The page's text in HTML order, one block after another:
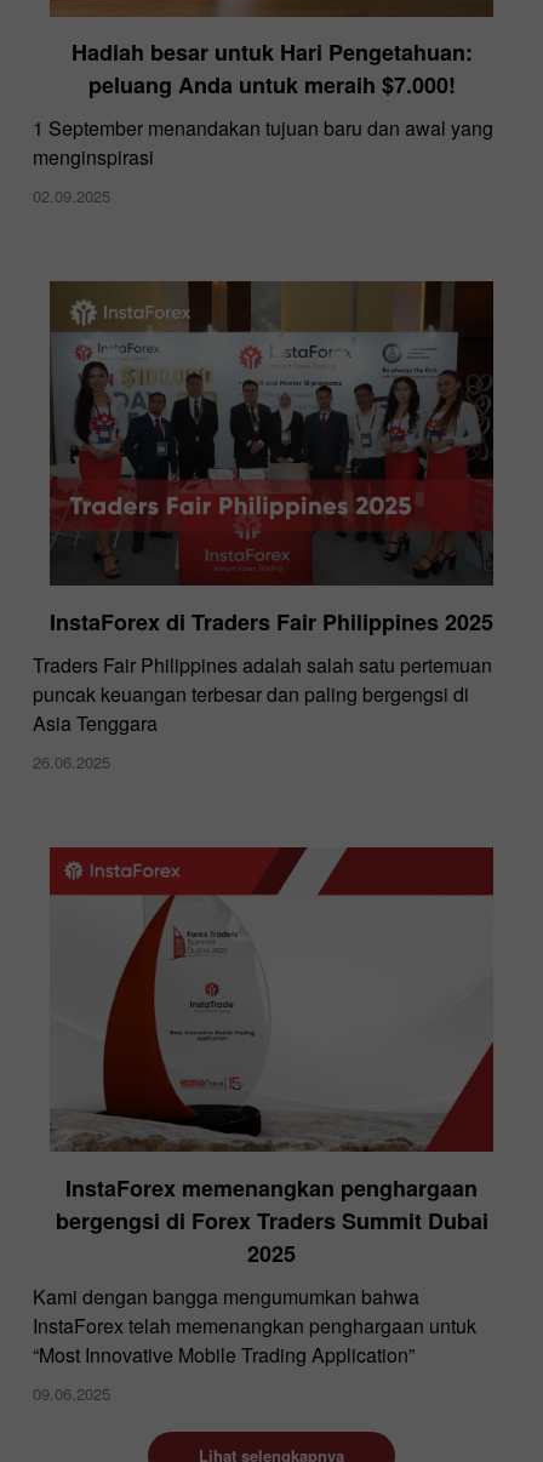
Hadiah besar untuk Hari Pengetahuan:
peluang Anda untuk meraih $7.000!
​1 September menandakan tujuan baru dan awal yang
menginspirasi
02.09.2025
InstaForex di Traders Fair Philippines 2025
Traders Fair Philippines adalah salah satu pertemuan
puncak keuangan terbesar dan paling bergengsi di
Asia Tenggara
26.06.2025
InstaForex memenangkan penghargaan
bergengsi di Forex Traders Summit Dubai
2025
Kami dengan bangga mengumumkan bahwa
InstaForex telah memenangkan penghargaan untuk
“Most Innovative Mobile Trading Application”
09.06.2025
Lihat selengkapnya